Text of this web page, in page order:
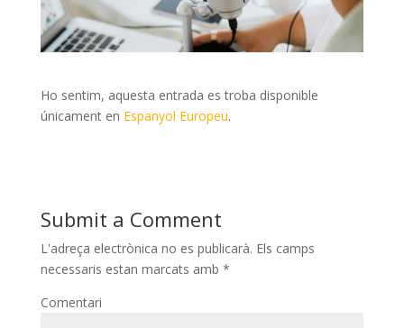
Ho sentim, aquesta entrada es troba disponible
únicament en Espanyol Europeu.
Submit a Comment
L'adreça electrònica no es publicarà. Els camps
necessaris estan marcats amb *
Comentari